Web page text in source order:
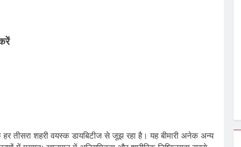
तीसरा शहरी वयस्क डायबिटीज से जूझ रहा है। यह बीमारी अनेक अन्य